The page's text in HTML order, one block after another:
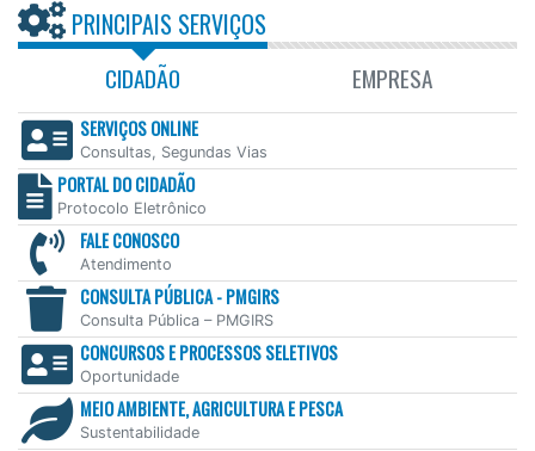
PRINCIPAIS SERVIÇOS
CIDADÃO EMPRESA
SERVIÇOS ONLINE
Consultas, Segundas Vias
PORTAL DO CIDADÃO
Protocolo Eletrônico
FALE CONOSCO
Atendimento
CONSULTA PÚBLICA - PMGIRS
Consulta Pública – PMGIRS
CONCURSOS E PROCESSOS SELETIVOS
Oportunidade
MEIO AMBIENTE, AGRICULTURA E PESCA
Sustentabilidade